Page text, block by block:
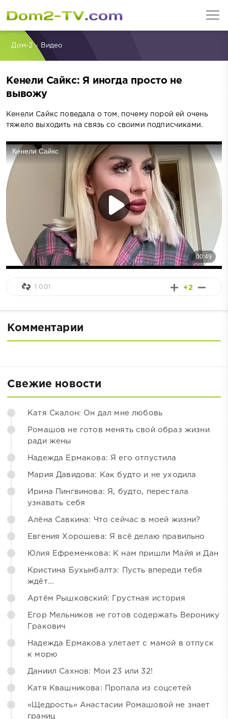
Дом-2» Видео
Кенели Сайкс: Я иногда просто не
вывожу
Кенели Сайкс поведала о том, почему порой ей очень
тяжело выходить на связь со своими подписчиками.
+2
1 001
Комментарии
Свежие новости
Катя Скалон: Он дал мне любовь
Ромашов не готов менять свой образ жизни
ради жены
Надежда Ермакова: Я его отпустила
Мария Давидова: Как будто и не уходила
Ирина Пингвинова: Я, будто, перестала
узнавать себя
Алёна Савкина: Что сейчас в моей жизни?
Евгения Хорошева: Я всё делаю правильно
Юлия Ефременкова: К нам пришли Майя и Дан
Кристина Бухынбалтэ: Пусть впереди тебя
ждёт...
Артём Рышковский: Грустная история
Егор Мельников не готов содержать Веронику
Гракович
Надежда Ермакова улетает с мамой в отпуск
к морю
Даниил Сахнов: Мои 23 или 32!
Катя Квашникова: Пропала из соцсетей
«Щедрость» Анастасии Ромашовой не знает
границ